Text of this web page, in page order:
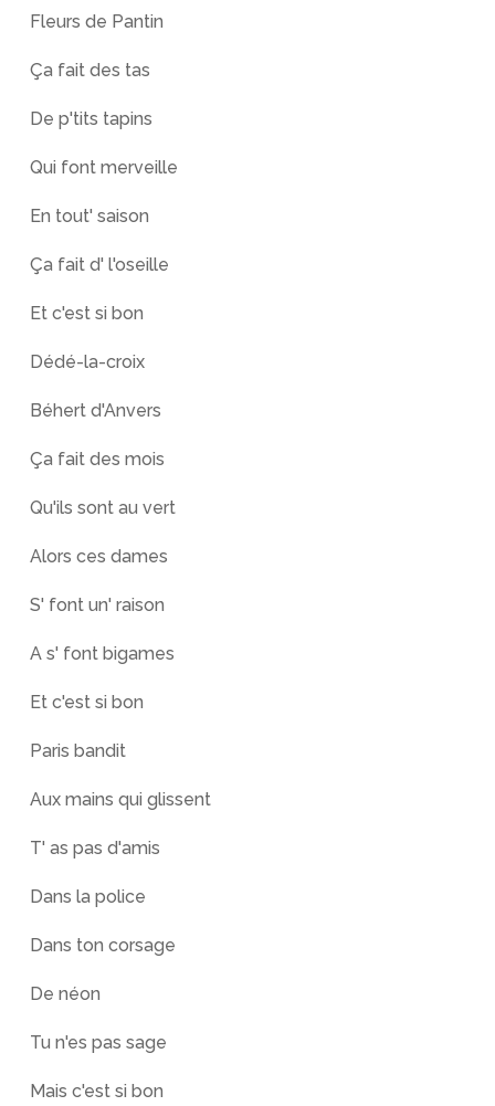
Fleurs de Pantin
Ça fait des tas
De p'tits tapins
Qui font merveille
En tout' saison
Ça fait d' l'oseille
Et c'est si bon
Dédé-la-croix
Béhert d'Anvers
Ça fait des mois
Qu'ils sont au vert
Alors ces dames
S' font un' raison
A s' font bigames
Et c'est si bon
Paris bandit
Aux mains qui glissent
T' as pas d'amis
Dans la police
Dans ton corsage
De néon
Tu n'es pas sage
Mais c'est si bon